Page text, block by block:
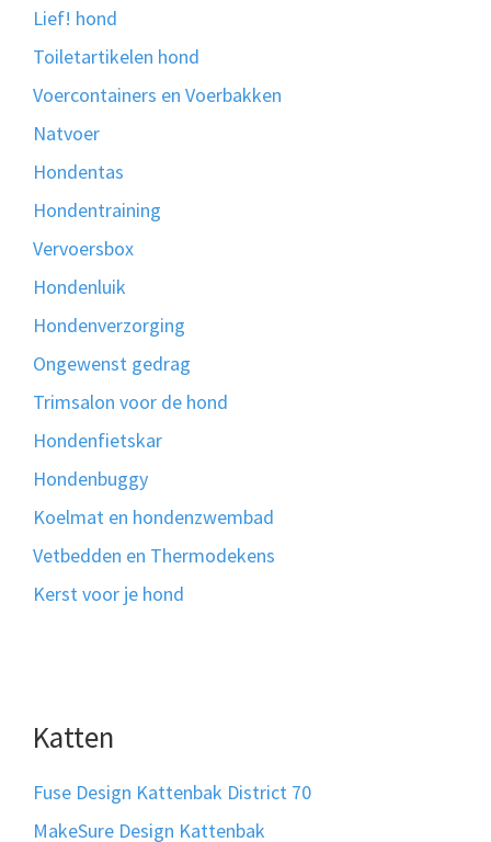
Lief! hond
Toiletartikelen hond
Voercontainers en Voerbakken
Natvoer
Hondentas
Hondentraining
Vervoersbox
Hondenluik
Hondenverzorging
Ongewenst gedrag
Trimsalon voor de hond
Hondenfietskar
Hondenbuggy
Koelmat en hondenzwembad
Vetbedden en Thermodekens
Kerst voor je hond
Katten
Fuse Design Kattenbak District 70
MakeSure Design Kattenbak